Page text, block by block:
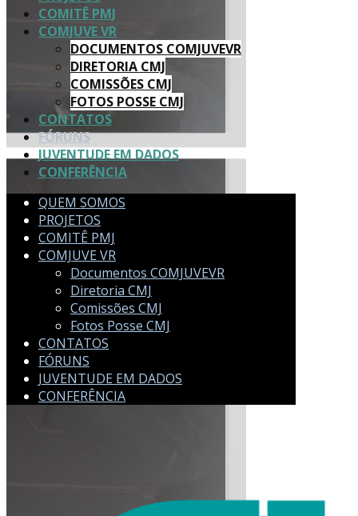
COMITÊ PMJ
COMJUVE VR
DOCUMENTOS COMJUVEVR
DIRETORIA CMJ
COMISSÕES CMJ
FOTOS POSSE CMJ
CONTATOS
FÓRUNS
JUVENTUDE EM DADOS
CONFERÊNCIA
QUEM SOMOS
PROJETOS
COMITÊ PMJ
COMJUVE VR
Documentos COMJUVEVR
Diretoria CMJ
Comissões CMJ
Fotos Posse CMJ
CONTATOS
FÓRUNS
JUVENTUDE EM DADOS
CONFERÊNCIA